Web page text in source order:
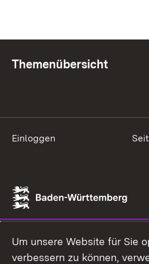
Themenübersicht
Einloggen
Um unsere Website für Sie
verbessern zu können,